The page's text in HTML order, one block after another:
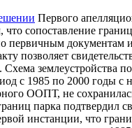
Первого
что сопоставление
первичным документам
позволяет
землеустройства
с 1985 по 2000 годы с
ООПТ, не
парка подтвердил
инстанции, что